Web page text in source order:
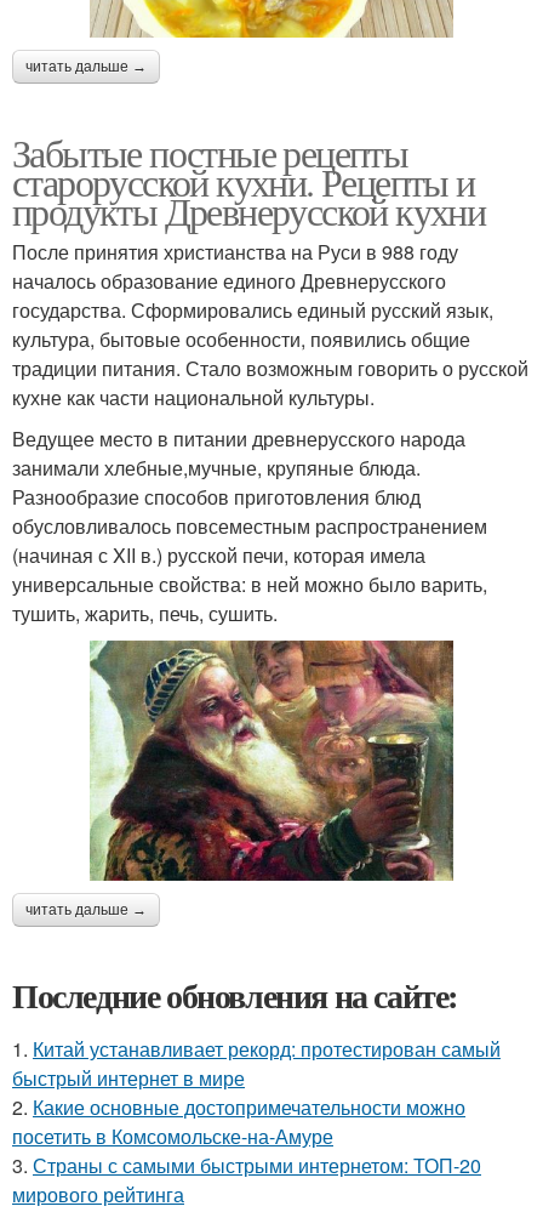
читать дальше →
Забытые постные рецепты
старорусской кухни. Рецепты и
продукты Древнерусской кухни
После принятия христианства на Руси в 988 году
началось образование единого Древнерусского
государства. Сформировались единый русский язык,
культура, бытовые особенности, появились общие
традиции питания. Стало возможным говорить о русской
кухне как части национальной культуры.
Ведущее место в питании древнерусского народа
занимали хлебные,мучные, крупяные блюда.
Разнообразие способов приготовления блюд
обусловливалось повсеместным распространением
(начиная с XII в.) русской печи, которая имела
универсальные свойства: в ней можно было варить,
тушить, жарить, печь, сушить.
читать дальше →
Последние обновления на сайте:
1. Китай устанавливает рекорд: протестирован самый
быстрый интернет в мире
2. Какие основные достопримечательности можно
посетить в Комсомольске-на-Амуре
3. Страны с самыми быстрыми интернетом: ТОП-20
мирового рейтинга